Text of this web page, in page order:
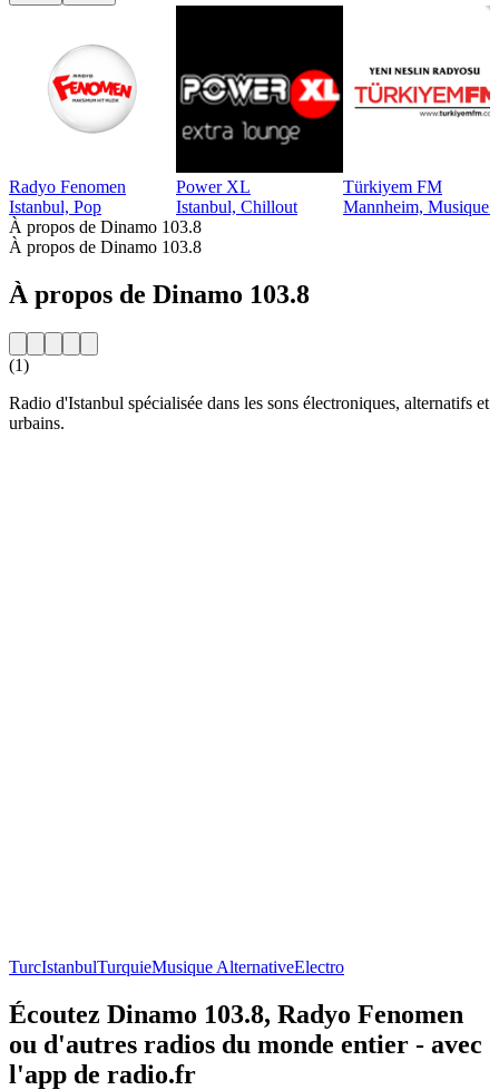
Radyo Fenomen
Istanbul, Pop
Power XL
Istanbul, Chillout
Türkiyem FM
Mannheim, Musique
À propos de Dinamo 103.8
À propos de Dinamo 103.8
À propos de Dinamo 103.8
(1)
Radio d'Istanbul spécialisée dans les sons électroniques, alternatifs et
urbains.
TurcIstanbulTurquieMusique AlternativeElectro
Écoutez Dinamo 103.8, Radyo Fenomen
ou d'autres radios du monde entier - avec
l'app de radio.fr